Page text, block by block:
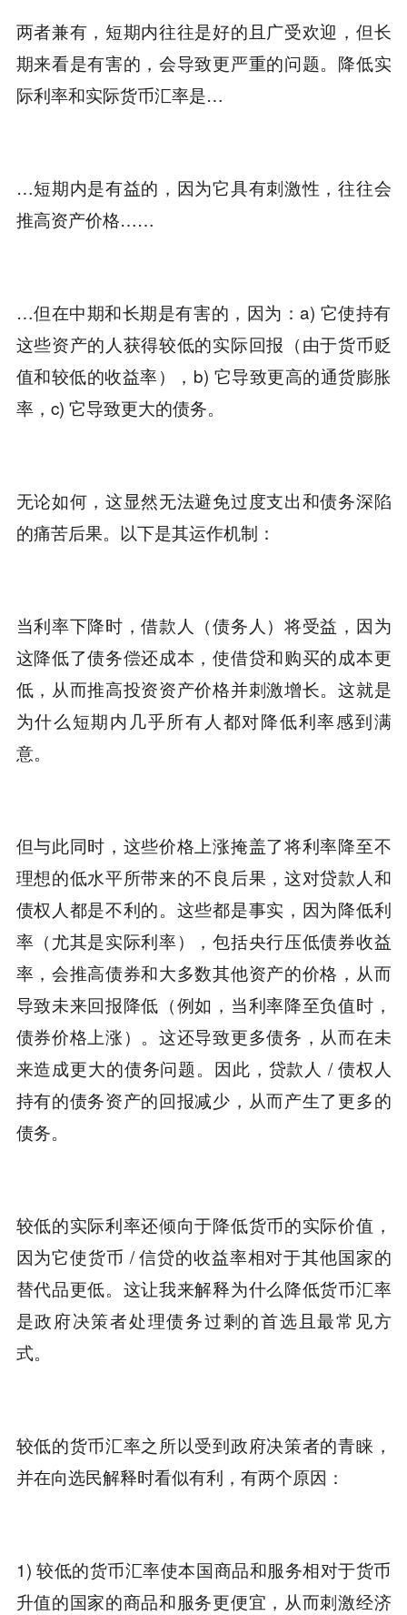
两者兼有，短期内往往是好的且广受欢迎，但长
期来看是有害的，会导致更严重的问题。降低实
际利率和实际货币汇率是…
…短期内是有益的，因为它具有刺激性，往往会
推高资产价格……
…但在中期和长期是有害的，因为：a) 它使持有
这些资产的人获得较低的实际回报（由于货币贬
值和较低的收益率），b) 它导致更高的通货膨胀
率，c) 它导致更大的债务。
无论如何，这显然无法避免过度支出和债务深陷
的痛苦后果。以下是其运作机制：
当利率下降时，借款人（债务人）将受益，因为
这降低了债务偿还成本，使借贷和购买的成本更
低，从而推高投资资产价格并刺激增长。这就是
为什么短期内几乎所有人都对降低利率感到满
意。
但与此同时，这些价格上涨掩盖了将利率降至不
理想的低水平所带来的不良后果，这对贷款人和
债权人都是不利的。这些都是事实，因为降低利
率（尤其是实际利率），包括央行压低债券收益
率，会推高债券和大多数其他资产的价格，从而
导致未来回报降低（例如，当利率降至负值时，
债券价格上涨）。这还导致更多债务，从而在未
来造成更大的债务问题。因此，贷款人 / 债权人
持有的债务资产的回报减少，从而产生了更多的
债务。
较低的实际利率还倾向于降低货币的实际价值，
因为它使货币 / 信贷的收益率相对于其他国家的
替代品更低。这让我来解释为什么降低货币汇率
是政府决策者处理债务过剩的首选且最常见方
式。
较低的货币汇率之所以受到政府决策者的青睐，
并在向选民解释时看似有利，有两个原因：
1) 较低的货币汇率使本国商品和服务相对于货币
升值的国家的商品和服务更便宜，从而刺激经济